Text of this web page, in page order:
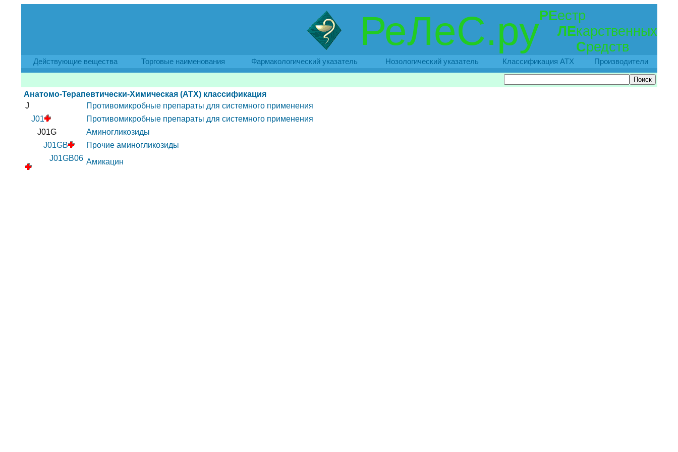
РеЛеС.руРЕестр
ЛЕкарственных
Средств
Действующие вещества Торговые наименования Фармакологический указатель Нозологический указатель Классификация АТХ Производители
Анатомо-Терапевтически-Химическая (АТХ) классификация
J
Противомикробные препараты для системного применения
J01
Противомикробные препараты для системного применения
J01G
Аминогликозиды
J01GB
Прочие аминогликозиды
J01GB06 Амикацин